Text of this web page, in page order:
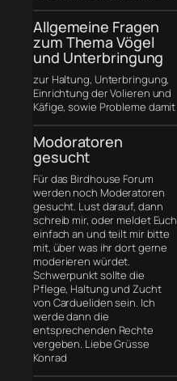
Allgemeine Fragen
zum Thema Vögel
und Unterbringung
zur Haltung, Unterbringung,
Einrichtung der Volieren und
Käfige, sowie Probleme damit
Modoratoren
gesucht
Für das Birdhouse Forum
werden noch Moderatoren
gesucht. Lust darauf, dann
schreib mir, oder meldet Euch
einfach an und teilt mir bitte
mit, über was ihr dort gerne
moderieren würdet.
Schwerpunkt sollte die
Pflege, Haltung und Zucht
von Cardueliden sein. Ich
werde dann die
entsprechenden Rechte
vergeben. Liebe Grüsse
Konrad